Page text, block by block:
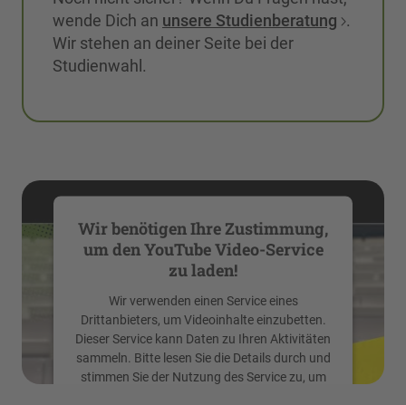
wende Dich an unsere Studienberatung .
Wir stehen an deiner Seite bei der
Studienwahl.
Wir benötigen Ihre Zustimmung,
um den YouTube Video-Service
zu laden!
Wir verwenden einen Service eines
Drittanbieters, um Videoinhalte einzubetten.
Dieser Service kann Daten zu Ihren Aktivitäten
sammeln. Bitte lesen Sie die Details durch und
stimmen Sie der Nutzung des Service zu, um